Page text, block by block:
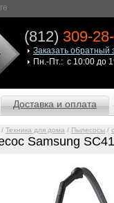
(812) 309-
Заказать обратный
Пн.-Пт.: с 10:00 до
Доставка и оплата
/ Техника для дома / Пылесосы /
Samsung